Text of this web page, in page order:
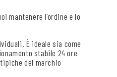
mantenere l’ordine e lo
È ideale sia come
stabile 24 ore
del marchio